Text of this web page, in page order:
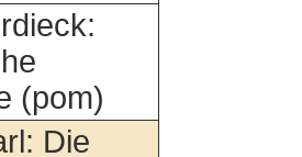
(pom)
Die